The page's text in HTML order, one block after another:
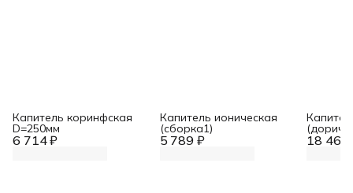
6 714 ₽
Капитель коринфская
D=250мм
5 789 ₽
Капитель ионическая
(сборка1)
18 462